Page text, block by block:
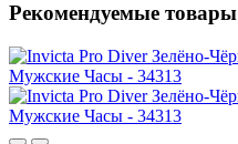
Рекомендуемые товары